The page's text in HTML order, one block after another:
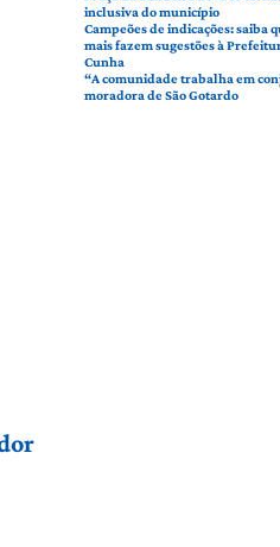
inclusiva do município
Campeões de indicações: saiba
mais fazem sugestões à
Cunha
“A comunidade trabalha em
moradora de São Gotardo